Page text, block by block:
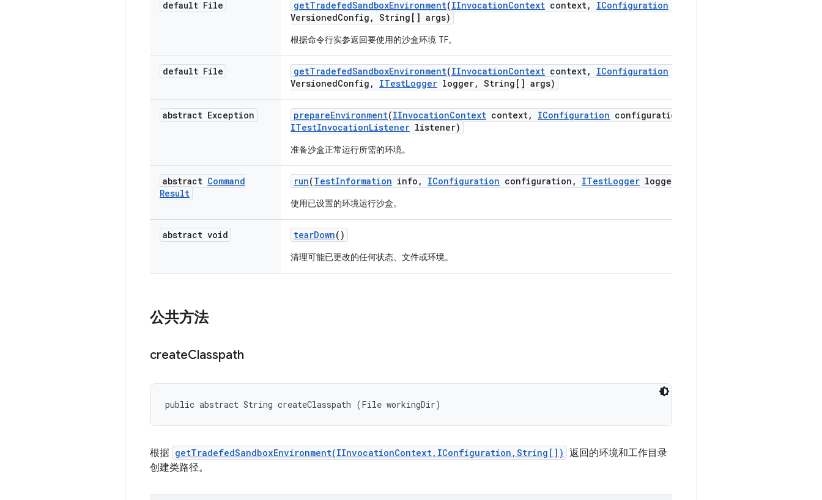
default File getTradefedSandboxEnvironment(IInvocationContext context, IConfiguration
VersionedConfig , String[] args)
根据命令行实参返回要使用的沙盒环境 TF。
default File getTradefedSandboxEnvironment(IInvocationContext context, IConfiguration
VersionedConfig , ITestLogger logger, String[] args)
abstract Exception prepareEnvironment(IInvocationContext context, IConfiguration configuration
ITestInvocationListener listener)
准备沙盒正常运行所需的环境。
abstract Command
Result
run(TestInformation info , IConfiguration configuration , ITestLogger logger)
使用已设置的环境运行沙盒。
abstract void tearDown()
清理可能已更改的任何状态、文件或环境。
公共方法
createClasspath
public abstract String createClasspath (File workingDir)
根据 getTradefedSandboxEnvironment(IInvocationContext,IConfiguration,String[]) 返回的环境和工作目录
创建类路径。